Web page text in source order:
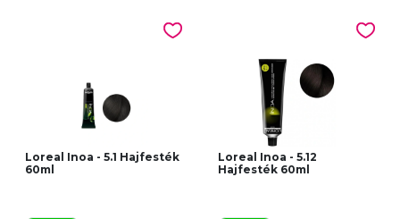
Loreal Inoa - 5.1 Hajfesték
60ml
Loreal Inoa - 5.12
Hajfesték 60ml